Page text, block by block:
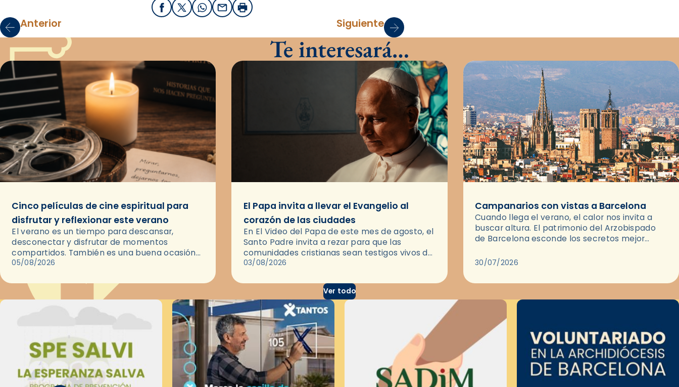
FacebookX / Twitter
WhatsApp
EmailImprimir
Anterior Siguiente
Te interesará…
Cinco películas de cine espiritual para
disfrutar y reflexionar este verano
El verano es un tiempo para descansar,
desconectar y disfrutar de momentos
compartidos. También es una buena ocasión
para dejarse llevar por una buena historia y, a
05/08/2026
El Papa invita a llevar el Evangelio al
corazón de las ciudades
En El Video del Papa de este mes de agosto, el
Santo Padre invita a rezar para que las
comunidades cristianas sean testigos vivos del
Evangelio en medio de las ciudades. A…
03/08/2026
Campanarios con vistas a Barcelona
Cuando llega el verano, el calor nos invita a
buscar altura. El patrimonio del Arzobispado
de Barcelona esconde los secretos mejor
campanarios y las cubiertas de…
30/07/2026
Ver todo